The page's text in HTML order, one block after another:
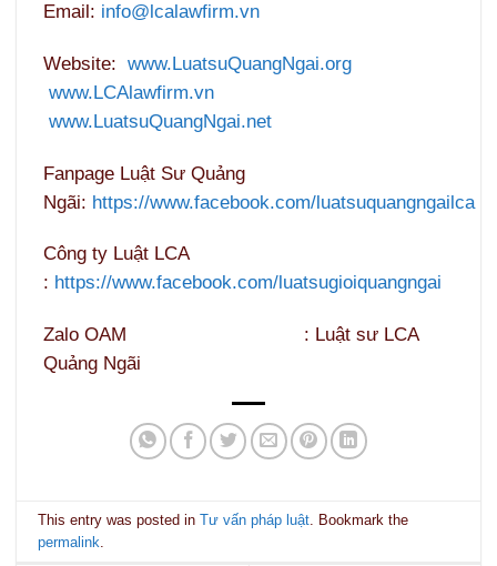
Email: info@lcalawfirm.vn
Website: www.LuatsuQuangNgai.org
www.LCAlawfirm.vn
www.LuatsuQuangNgai.net
Fanpage Luật Sư Quảng
Ngãi: https://www.facebook.com/luatsuquangngailca
Công ty Luật LCA
: https://www.facebook.com/luatsugioiquangngai
Zalo OAM : Luật sư LCA
Quảng Ngãi
This entry was posted inTư vấn pháp luật . Bookmark the
permalink